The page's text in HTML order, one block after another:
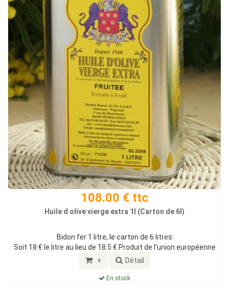
108.00 € ttc
Huile d olive vierge extra 1l (Carton de 6l)
Bidon fer 1 litre, le carton de 6 litres
Soit 18 € le litre au lieu de 18.5 € Produit de l'union européenne
+ Détail
En stock